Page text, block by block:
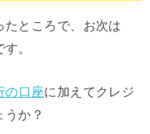
ところで、お次は
。
の口座に加えてクレジ
うか？